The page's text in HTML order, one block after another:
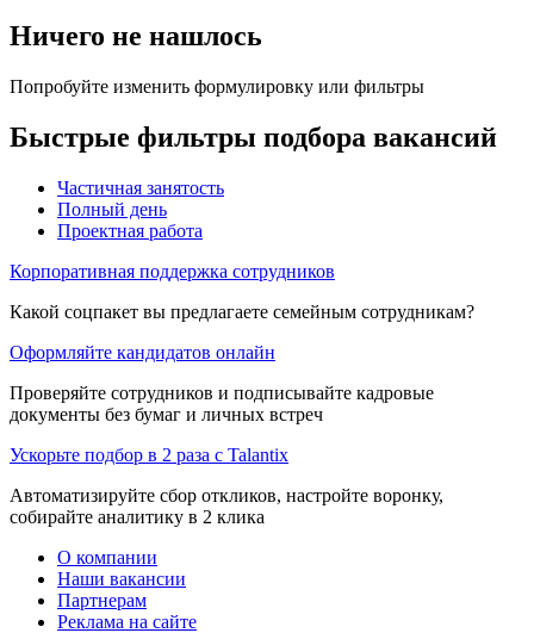
Ничего не нашлось
Попробуйте изменить формулировку или фильтры
Быстрые фильтры подбора вакансий
Частичная занятость
Полный день
Проектная работа
Корпоративная поддержка сотрудников
Какой соцпакет вы предлагаете семейным сотрудникам?
Оформляйте кандидатов онлайн
Проверяйте сотрудников и подписывайте кадровые
документы без бумаг и личных встреч
Ускорьте подбор в 2 раза с Talantix
Автоматизируйте сбор откликов, настройте воронку,
собирайте аналитику в 2 клика
О компании
Наши вакансии
Партнерам
Реклама на сайте